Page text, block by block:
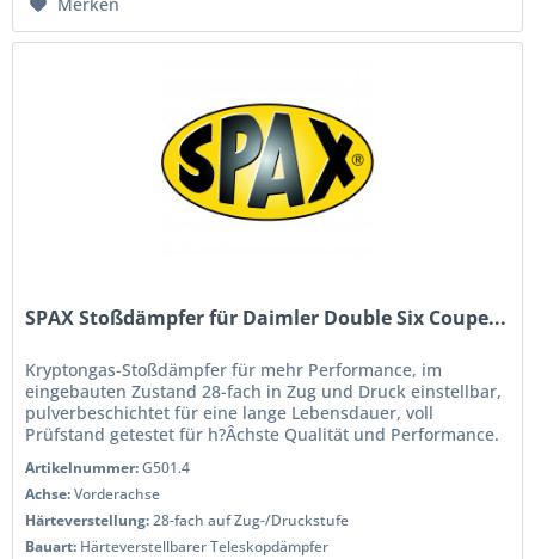
SPAX Stoßdämpfer für Daimler Double Six Coupe...
Kryptongas-Stoßdämpfer für mehr Performance, im
eingebauten Zustand 28-fach in Zug und Druck einstellbar,
pulverbeschichtet für eine lange Lebensdauer, voll
Prüfstand getestet für h?Âchste Qualität und Performance.
Artikelnummer:G501.4
Achse:Vorderachse
Härteverstellung:28-fach auf Zug-/Druckstufe
Bauart: Härteverstellbarer Teleskopdämpfer